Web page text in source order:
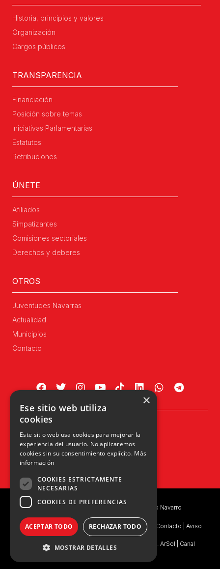
Historia, principios y valores
Organización
Cargos públicos
TRANSPARENCIA
Financiación
Posición sobre temas
Iniciativas Parlamentarias
Estatutos
Retribuciones
ÚNETE
Afiliados
Simpatizantes
Comisiones sectoriales
Derechos y deberes
OTROS
Juventudes Navarras
Actualidad
Municipios
Contacto
31002 Pamplona, Navarra
info@upn.org · 948 223 402
Copyright © 2026 UPN | Unión del Pueblo Navarro
Política de privacidad |Política de Privacidad de Contacto
Aviso
Legal|
Consentimiento Legal
Ejercicio de Derechos. ArSol
Canal
×
Ese sitio web utiliza
cookies
Este sitio web usa cookies para mejorar la
experiencia del usuario. No aplicaremos
cookies sin su consentimiento explícito. Más
información
COOKIES ESTRICTAMENTE
NECESARIAS
COOKIES DE PREFERENCIAS
ACEPTAR TODO RECHAZAR TODO
MOSTRAR DETALLES